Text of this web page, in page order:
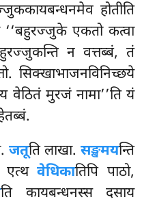
होतीति
‘‘बहुरज्जुके एकतो कत्वा
न वत्तब्बं, तं
सिक्खाभाजनविनिच्छये
वेठितं मुरजं नामा’’ति यं
जतूति लाखा. सङ्खमयन्ति
एत्थवेधिकातिपि पाठो,
ति कायबन्धनस्स दसाय